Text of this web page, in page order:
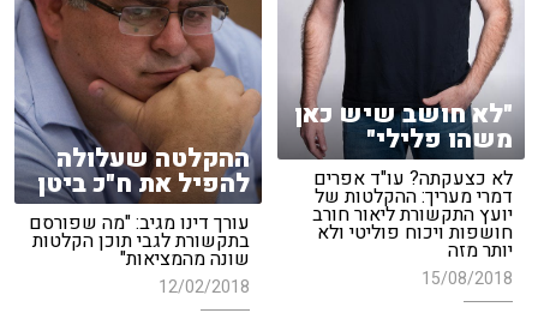
"לא חושב שיש כאן
משהו פלילי"
לא כצעקתה? עו"ד אפרים
דמרי מעריך: ההקלטות של
יועץ התקשורת ליאור חורב
חושפות ויכוח פוליטי ולא
יותר מזה
15/08/2018
ההקלטה שעלולה
להפיל את ח"כ ביטן
עורך דינו מגיב: "מה שפורסם
בתקשורת לגבי תוכן הקלטות
שונה מהמציאות"
12/02/2018